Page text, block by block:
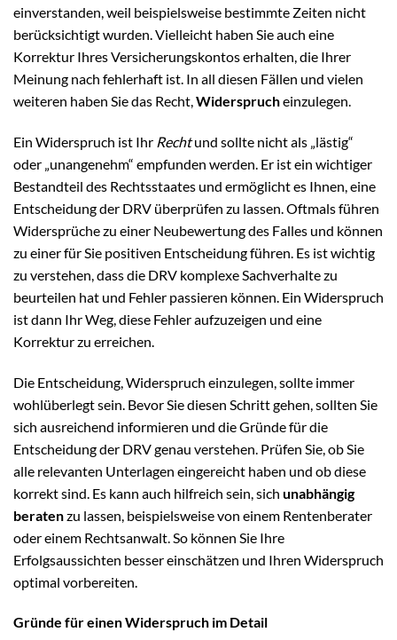
einverstanden, weil beispielsweise bestimmte Zeiten nicht
berücksichtigt wurden. Vielleicht haben Sie auch eine
Korrektur Ihres Versicherungskontos erhalten, die Ihrer
Meinung nach fehlerhaft ist. In all diesen Fällen und vielen
weiteren haben Sie das Recht,Widersprucheinzulegen.
Ein Widerspruch ist Ihr Rechtund sollte nicht als „lästig“
oder „unangenehm“ empfunden werden. Er ist ein wichtiger
Bestandteil des Rechtsstaates und ermöglicht es Ihnen, eine
Entscheidung der DRV überprüfen zu lassen. Oftmals führen
Widersprüche zu einer Neubewertung des Falles und können
zu einer für Sie positiven Entscheidung führen. Es ist wichtig
zu verstehen, dass die DRV komplexe Sachverhalte zu
beurteilen hat und Fehler passieren können. Ein Widerspruch
ist dann Ihr Weg, diese Fehler aufzuzeigen und eine
Korrektur zu erreichen.
Die Entscheidung, Widerspruch einzulegen, sollte immer
wohlüberlegt sein. Bevor Sie diesen Schritt gehen, sollten Sie
sich ausreichend informieren und die Gründe für die
Entscheidung der DRV genau verstehen. Prüfen Sie, ob Sie
alle relevanten Unterlagen eingereicht haben und ob diese
korrekt sind. Es kann auch hilfreich sein, sich unabhängig
beratenzu lassen, beispielsweise von einem Rentenberater
oder einem Rechtsanwalt. So können Sie Ihre
Erfolgsaussichten besser einschätzen und Ihren Widerspruch
optimal vorbereiten.
Gründe für einen Widerspruch im Detail